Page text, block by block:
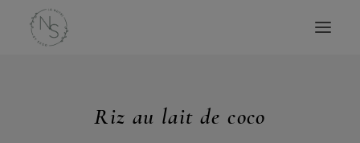
Riz au lait de coco